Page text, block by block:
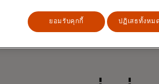
ยอมรับคุกกี้ ปฏิเสธทั้งหม